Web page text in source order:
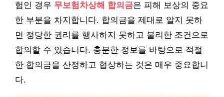
험인 경우 무보험차상해 합의금은 피해 보상의 중요
한 부분을 차지합니다. 합의금을 제대로 알지 못하
면 정당한 권리를 행사하지 못하고 불리한 조건으로
합의할 수 있습니다. 충분한 정보를 바탕으로 적절
한 합의금을 산정하고 협상하는 것은 매우 중요합니
다.